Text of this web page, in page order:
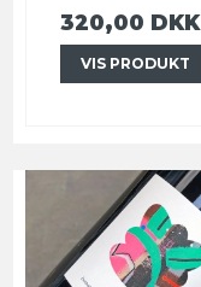
320,00 DKK
VIS PRODUKT